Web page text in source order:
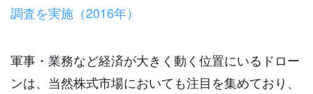
調査を実施（2016年）
軍事・業務など経済が大きく動く位置にいるドロー
ンは、当然株式市場においても注目を集めており、